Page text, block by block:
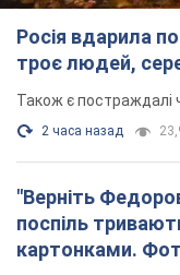
Росія вдарила
троє людей,
Також є постраждалі
2 часа назад
"Верніть
поспіль
картонками.